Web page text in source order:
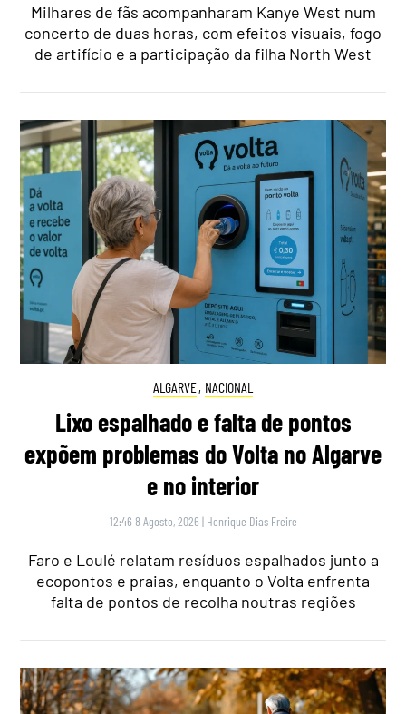
Milhares de fãs acompanharam Kanye West num
concerto de duas horas, com efeitos visuais, fogo
de artifício e a participação da filha North West
ALGARVE, NACIONAL
Lixo espalhado e falta de pontos
expõem problemas do Volta no Algarve
e no interior
12:46 8 Agosto, 2026 | Henrique Dias Freire
Faro e Loulé relatam resíduos espalhados junto a
ecopontos e praias, enquanto o Volta enfrenta
falta de pontos de recolha noutras regiões